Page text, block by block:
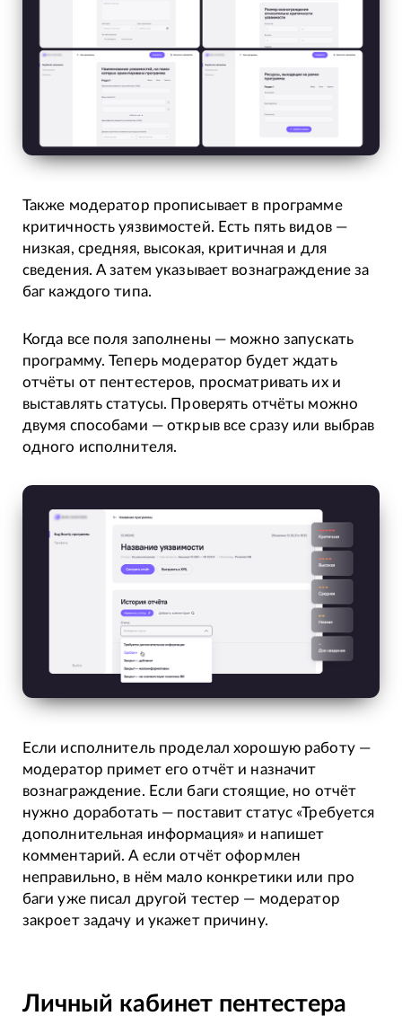
Также модератор прописывает в программе
критичность уязвимостей. Есть пять видов —
низкая, средняя, высокая, критичная и для
сведения. А затем указывает вознаграждение за
баг каждого типа.
Когда все поля заполнены — можно запускать
программу. Теперь модератор будет ждать
отчёты от пентестеров, просматривать их и
выставлять статусы. Проверять отчёты можно
двумя способами — открыв все сразу или выбрав
одного исполнителя.
Если исполнитель проделал хорошую работу —
модератор примет его отчёт и назначит
вознаграждение. Если баги стоящие, но отчёт
нужно доработать — поставит статус «Требуется
дополнительная информация» и напишет
комментарий. А если отчёт оформлен
неправильно, в нём мало конкретики или про
баги уже писал другой тестер — модератор
закроет задачу и укажет причину.
Личный кабинет пентестера